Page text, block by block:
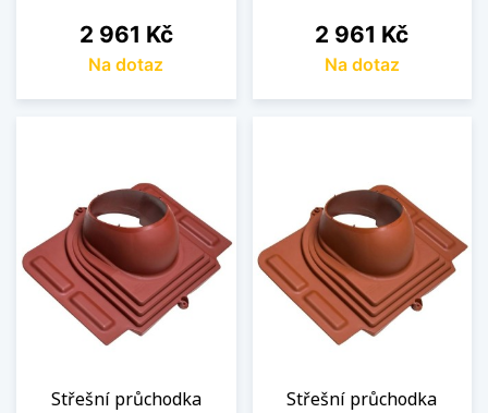
Cena
2 961 Kč
Na dotaz
Cena
2 961 Kč
Na dotaz
Střešní průchodka
Střešní průchodka